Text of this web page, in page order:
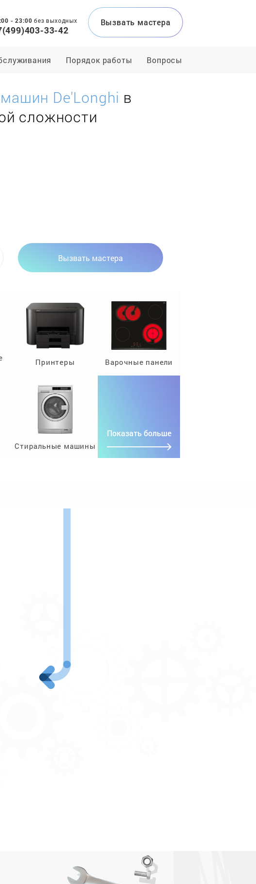
- 23:00без выходных
33-42
Вызвать мастера
Порядок работы Вопросы
De'Longhi в
сложности
Вызвать мастера
Принтеры Варочные панели
Стиральные машины
Показать больше